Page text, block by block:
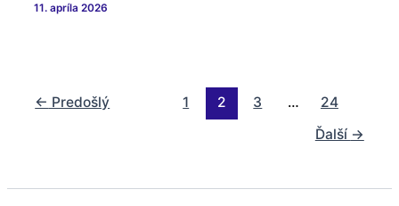
11. apríla 2026
← Predošlý 1 2 3 …
24
Ďalší →